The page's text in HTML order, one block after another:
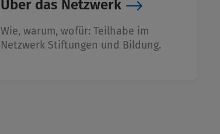
Über das Netzwerk
Wie, warum, wofür: Teilhabe im
Netzwerk Stiftungen und Bildung.